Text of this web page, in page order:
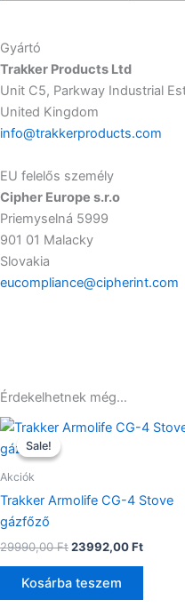
Gyártó
Trakker Products Ltd
Unit C5, Parkway Industrial
United Kingdom
info@trakkerproducts.com
EU felelős személy
Cipher Europe s.r.o
Priemyselná 5999
901 01 Malacky
Slovakia
eucompliance@cipherint.com
Érdekelhetnek még…
Sale!
Sale!
Akciók
Trakker Armolife CG-4 Stove
gázfőző
29990,00Ft
Original
23992,00Ft
Current
Kosárba teszem